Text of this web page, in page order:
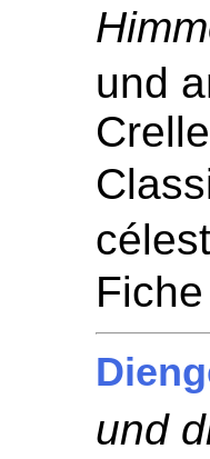
und
Fiche
und